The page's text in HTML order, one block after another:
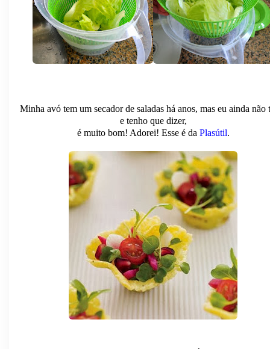
Minha avó tem um secador de saladas há anos, mas eu ainda não
e tenho que dizer,
é muito bom! Adorei! Esse é da Plasútil.